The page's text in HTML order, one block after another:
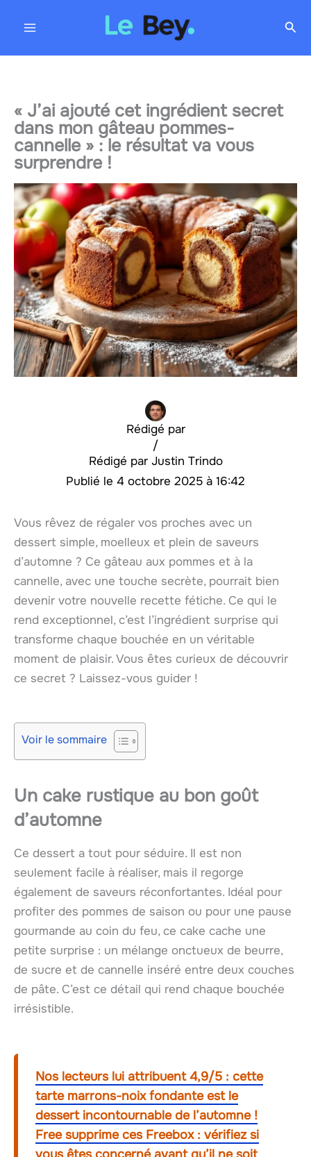
« J’ai ajouté cet ingrédient secret
dans mon gâteau pommes-
cannelle » : le résultat va vous
surprendre !
Rédigé par
Justin Trindo
/
4 octobre 2025 à 16:42
Vous rêvez de régaler vos proches avec un
dessert simple, moelleux et plein de saveurs
d’automne ? Ce gâteau aux pommes et à la
cannelle, avec une touche secrète, pourrait bien
devenir votre nouvelle recette fétiche. Ce qui le
rend exceptionnel, c’est l’ingrédient surprise qui
transforme chaque bouchée en un véritable
moment de plaisir. Vous êtes curieux de découvrir
ce secret ? Laissez-vous guider !
Voir le sommaire
Un cake rustique au bon goût
d’automne
Ce dessert a tout pour séduire. Il est non
seulement facile à réaliser, mais il regorge
également de saveurs réconfortantes. Idéal pour
profiter des pommes de saison ou pour une pause
gourmande au coin du feu, ce cake cache une
petite surprise : un mélange onctueux de beurre,
de sucre et de cannelle inséré entre deux couches
de pâte. C’est ce détail qui rend chaque bouchée
irrésistible.
Nos lecteurs lui attribuent 4,9/5 : cette
tarte marrons-noix fondante est le
dessert incontournable de l’automne !
Free supprime ces Freebox : vérifiez si
vous êtes concerné avant qu’il ne soit